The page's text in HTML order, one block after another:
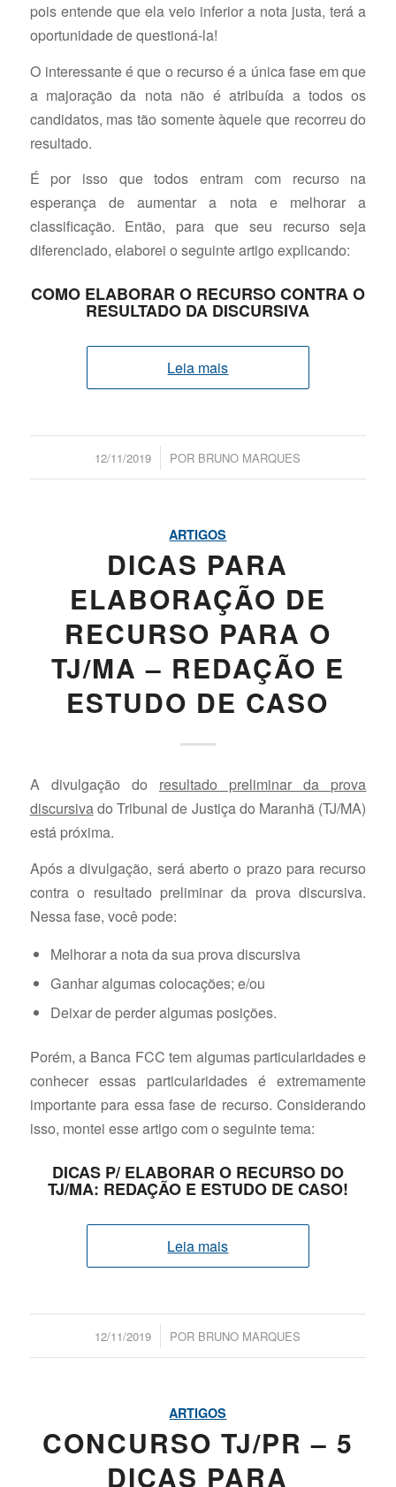
pois entende que ela veio inferior a nota justa, terá a
oportunidade de questioná-la!
O interessante é que o recurso é a única fase em que
a majoração da nota não é atribuída a todos os
candidatos, mas tão somente àquele que recorreu do
resultado.
É por isso que todos entram com recurso na
esperança de aumentar a nota e melhorar a
classificação. Então, para que seu recurso seja
diferenciado, elaborei o seguinte artigo explicando:
COMO ELABORAR O RECURSO CONTRA O
RESULTADO DA DISCURSIVA
Leia mais
12/11/2019
/ POR BRUNO MARQUES
ARTIGOS
DICAS PARA
ELABORAÇÃO DE
RECURSO PARA O
TJ/MA – REDAÇÃO E
ESTUDO DE CASO
A divulgação do resultado preliminar da prova
discursivado Tribunal de Justiça do Maranhã (TJ/MA)
está próxima.
Após a divulgação, será aberto o prazo para recurso
contra o resultado preliminar da prova discursiva.
Nessa fase, você pode:
Melhorar a nota da sua prova discursiva
Ganhar algumas colocações; e/ou
Deixar de perder algumas posições.
Porém, a Banca FCC tem algumas particularidades e
conhecer essas particularidades é extremamente
importante para essa fase de recurso. Considerando
isso, montei esse artigo com o seguinte tema:
DICAS P/ ELABORAR O RECURSO DO
TJ/MA: REDAÇÃO E ESTUDO DE CASO!
Leia mais
12/11/2019
/ POR BRUNO MARQUES
ARTIGOS
CONCURSO TJ/PR – 5
DICAS PARA